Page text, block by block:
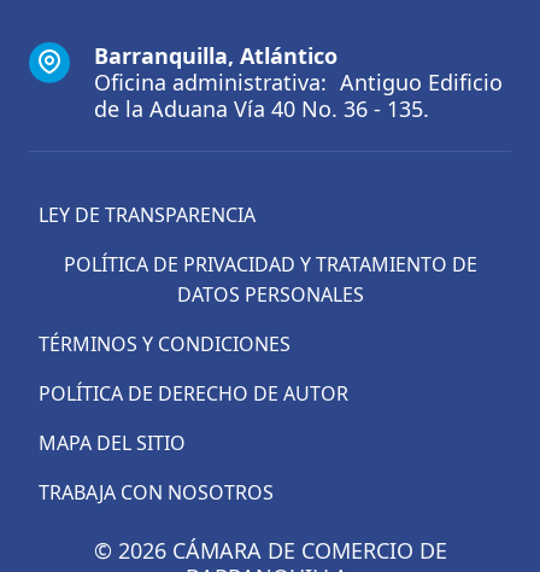
Barranquilla, Atlántico
Oficina administrativa: Antiguo Edificio
de la Aduana Vía 40 No. 36 - 135.
LEY DE TRANSPARENCIA
POLÍTICA DE PRIVACIDAD Y TRATAMIENTO DE
DATOS PERSONALES
TÉRMINOS Y CONDICIONES
POLÍTICA DE DERECHO DE AUTOR
MAPA DEL SITIO
TRABAJA CON NOSOTROS
© 2026 CÁMARA DE COMERCIO DE